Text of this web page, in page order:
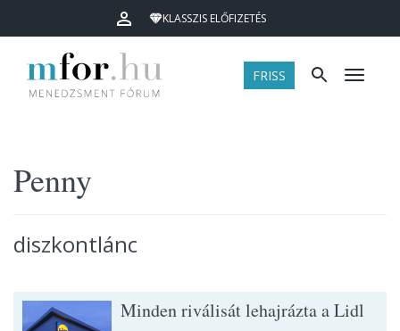
KLASSZIS ELŐFIZETÉS
FRISS Menü
Penny
diszkontlánc
Minden riválisát lehajrázta a Lidl